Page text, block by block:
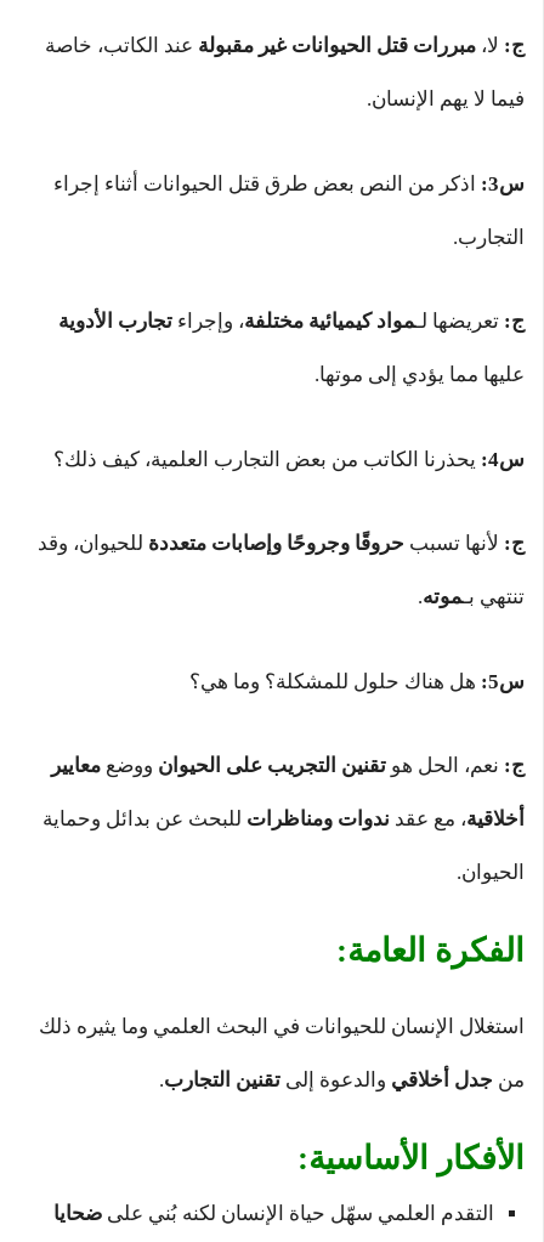
ج: لا، مبررات قتل الحيوانات غير مقبولة عند الكاتب، خاصة
فيما لا يهم الإنسان.
س3: اذكر من النص بعض طرق قتل الحيوانات أثناء إجراء
التجارب.
ج: تعريضها لـمواد كيميائية مختلفة، وإجراء تجارب الأدوية
عليها مما يؤدي إلى موتها.
س4: يحذرنا الكاتب من بعض التجارب العلمية، كيف ذلك؟
ج: لأنها تسبب حروقًا وجروحًا وإصابات متعددة للحيوان، وقد
تنتهي بـموته.
س5: هل هناك حلول للمشكلة؟ وما هي؟
ج: نعم، الحل هو تقنين التجريب على الحيوان ووضع معايير
أخلاقية، مع عقد ندوات ومناظرات للبحث عن بدائل وحماية
الحيوان.
الفكرة العامة:
استغلال الإنسان للحيوانات في البحث العلمي وما يثيره ذلك
من جدل أخلاقي والدعوة إلى تقنين التجارب.
الأفكار الأساسية:
التقدم العلمي سهّل حياة الإنسان لكنه بُني علىضحايا